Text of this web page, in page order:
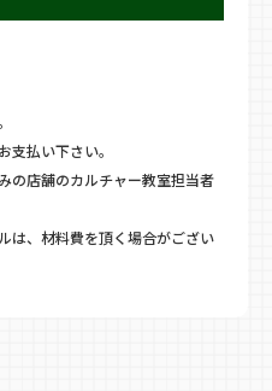
支払い下さい。
の店舗のカルチャー教室担当者
は、材料費を頂く場合がござい